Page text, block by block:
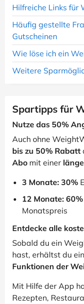
Hilfreiche Links für
Häufig gestellte
Gutscheinen
Wie löse ich ein
Weitere
Spartipps für
Nutze das 50%
Auch ohne
bis zu 50% Rabatt
Abo mit einer
3 Monate: 30%
12 Monate: 60%
Monatspreis
Entdecke alle
Sobald du ein
hast, erhältst du
Funktionen der
Mit Hilfe der App
Rezepten,